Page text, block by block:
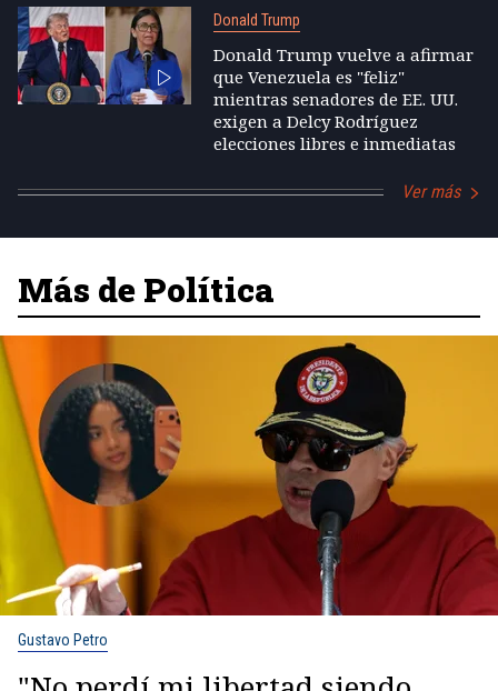
Donald Trump
Donald Trump vuelve a afirmar
que Venezuela es "feliz"
mientras senadores de EE. UU.
exigen a Delcy Rodríguez
elecciones libres e inmediatas
Ver más
Más de Política
Gustavo Petro